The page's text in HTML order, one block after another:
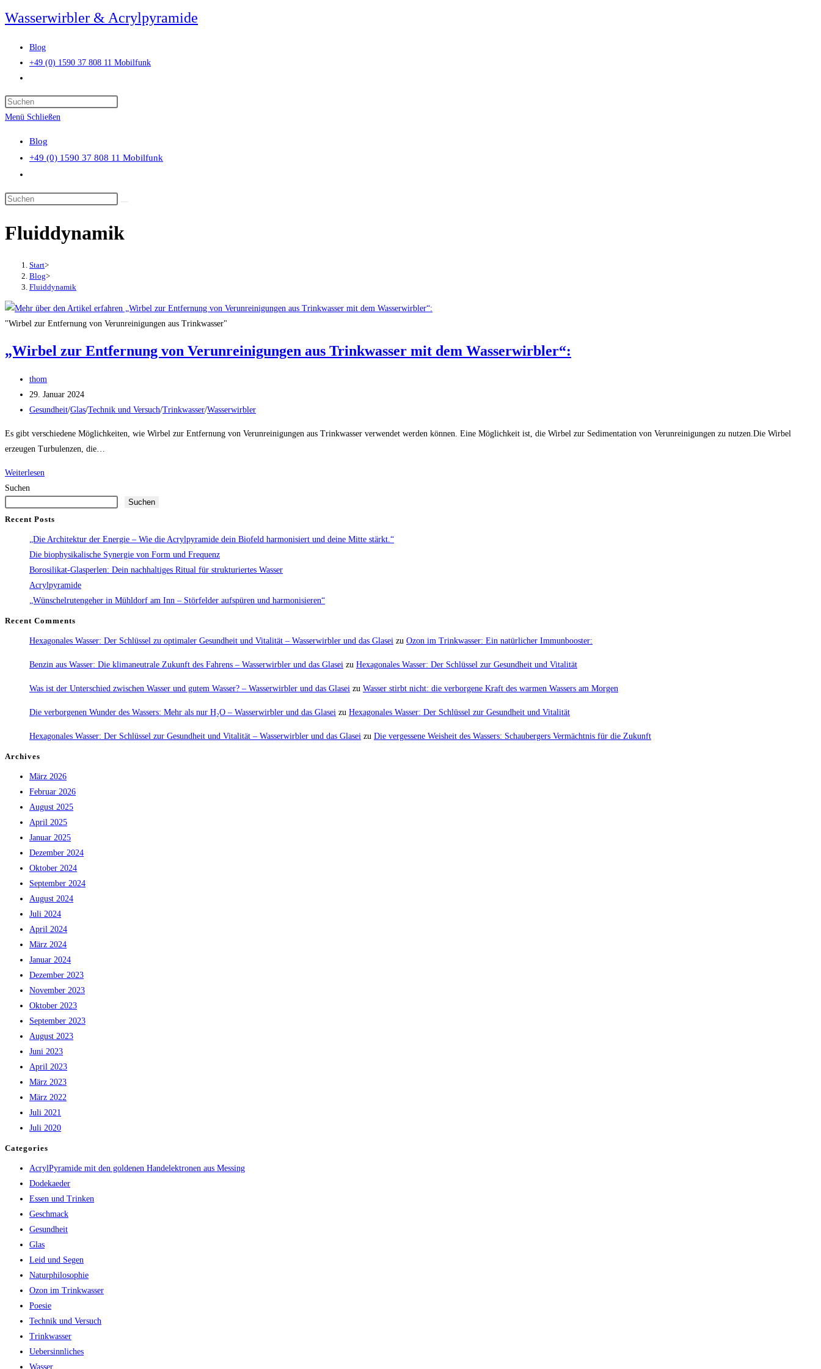
Zum
Inhalt
springen
Wasserwirbler & Acrylpyramide
Blog
+49 (0) 1590 37 808 11 Mobilfunk
umschalten
the
panel.
Menü Schließen
Blog
+49 (0) 1590 37 808 11 Mobilfunk
umschalten
Diese
durchsuchen
Fluiddynamik
Start>
Blog>
Fluiddynamik
"Wirbel zur Entfernung von Verunreinigungen aus Trinkwasser"
„Wirbel zur Entfernung von Verunreinigungen aus Trinkwasser mit dem Wasserwirbler“:
Beitrags-
Autor:
thom
Beitrag
veröffentlicht:
29. Januar 2024
Beitrags-
Gesundheit/Glas/Technik und Versuch/Trinkwasser/Wasserwirbler
Es gibt verschiedene Möglichkeiten, wie Wirbel zur Entfernung von Verunreinigungen aus Trinkwasser verwendet werden können. Eine Möglichkeit ist, die Wirbel zur Sedimentation von Verunreinigungen zu nutzen.Die Wirbel
erzeugen Turbulenzen, die…
Weiterlesen
von
Suchen
Suchen
Recent Posts
„Die Architektur der Energie – Wie die Acrylpyramide dein Biofeld harmonisiert und deine Mitte stärkt.“
Die biophysikalische Synergie von Form und Frequenz
Borosilikat-Glasperlen: Dein nachhaltiges Ritual für strukturiertes Wasser
Acrylpyramide
„Wünschelrutengeher in Mühldorf am Inn – Störfelder aufspüren und harmonisieren“
Recent Comments
Hexagonales Wasser: Der Schlüssel zu optimaler Gesundheit und Vitalität – Wasserwirbler und das Glasei zu Ozon im Trinkwasser: Ein natürlicher Immunbooster:
Benzin aus Wasser: Die klimaneutrale Zukunft des Fahrens – Wasserwirbler und das Glasei zu Hexagonales Wasser: Der Schlüssel zur Gesundheit und Vitalität
Was ist der Unterschied zwischen Wasser und gutem Wasser? – Wasserwirbler und das Glasei zu Wasser stirbt nicht: die verborgene Kraft des warmen Wassers am Morgen
Die verborgenen Wunder des Wassers: Mehr als nur H₂O – Wasserwirbler und das Glasei zu Hexagonales Wasser: Der Schlüssel zur Gesundheit und Vitalität
Hexagonales Wasser: Der Schlüssel zur Gesundheit und Vitalität – Wasserwirbler und das Glasei zu Die vergessene Weisheit des Wassers: Schaubergers Vermächtnis für die Zukunft
Archives
März 2026
Februar 2026
August 2025
April 2025
Januar 2025
Dezember 2024
Oktober 2024
September 2024
August 2024
Juli 2024
April 2024
März 2024
Januar 2024
Dezember 2023
November 2023
Oktober 2023
September 2023
August 2023
Juni 2023
April 2023
März 2023
März 2022
Juli 2021
Juli 2020
Categories
AcrylPyramide mit den goldenen Handelektronen aus Messing
Dodekaeder
Essen und Trinken
Geschmack
Gesundheit
Glas
Leid und Segen
Naturphilosophie
Ozon im Trinkwasser
Poesie
Technik und Versuch
Trinkwasser
Uebersinnliches
Wasser